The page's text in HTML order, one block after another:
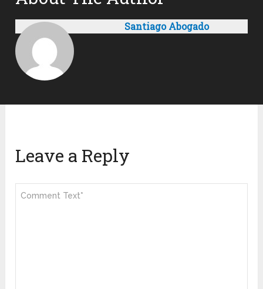
Santiago Abogado
Leave a Reply